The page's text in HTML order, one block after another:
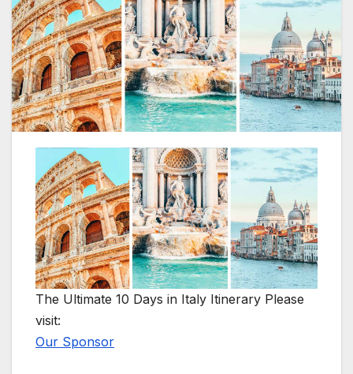
The Ultimate 10 Days in Italy Itinerary Please
visit:
Our Sponsor